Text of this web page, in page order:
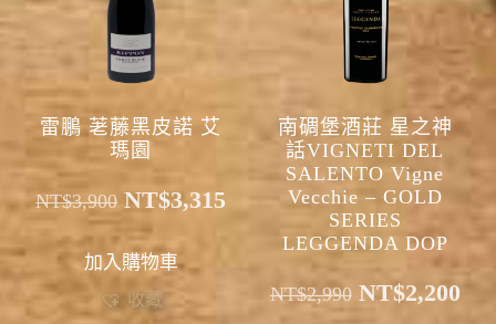
雷鵬 荖藤黑皮諾 艾
瑪園
NT$3,900 NT$3,315
加入購物車
收藏
南碉堡酒莊 星之神
話VIGNETI DEL
SALENTO Vigne
Vecchie – GOLD
SERIES
LEGGENDA DOP
NT$2,990 NT$2,200